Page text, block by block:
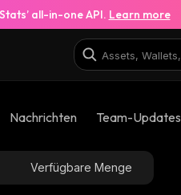
all-in-one API. Learn more
Nachrichten Team-Updates
Verfügbare Menge